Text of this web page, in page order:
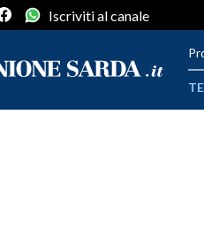
Iscriviti al canale